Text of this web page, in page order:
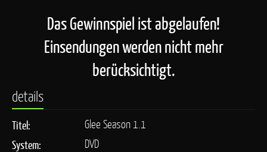
Das Gewinnspiel ist abgelaufen!
Einsendungen werden nicht mehr
berücksichtigt.
details
Titel:
Glee Season 1.1
System:
DVD